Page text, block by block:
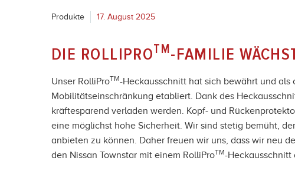
Produkte 17. August 2025
DIE ROLLIPROTM-FAMILIE
Unser RolliProTM-Heckausschnitt hat sich bewährt und
Mobilitätseinschränkung etabliert. Dank des
kräftesparend verladen werden. Kopf- und
eine möglichst hohe Sicherheit. Wir sind stetig bemüht,
anbieten zu können. Daher freuen wir uns, dass wir neu
den Nissan Townstar mit einem RolliProTM-Heckausschnitt